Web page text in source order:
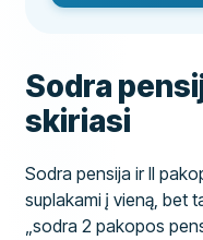
Sodra
skiriasi
Sodra pensija ir II
suplakami į vieną, bet
„sodra 2 pakopos